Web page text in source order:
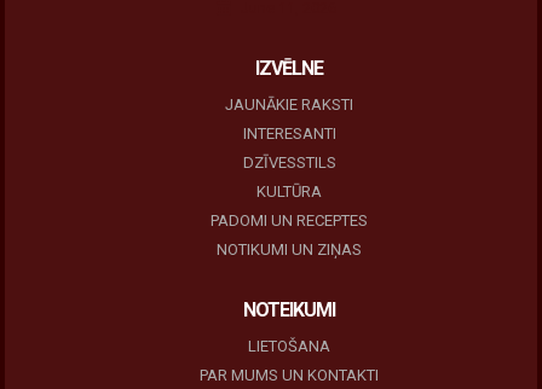
IZVĒLNE
JAUNĀKIE RAKSTI
INTERESANTI
DZĪVESSTILS
KULTŪRA
PADOMI UN RECEPTES
NOTIKUMI UN ZIŅAS
NOTEIKUMI
LIETOŠANA
PAR MUMS UN KONTAKTI